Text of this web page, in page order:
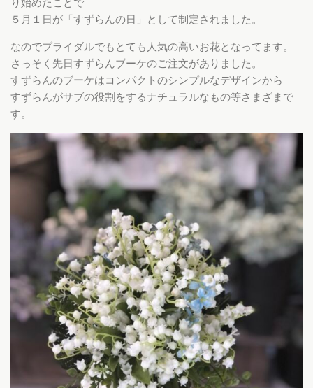
り始めたことで
５月１日が「すずらんの日」として制定されました。
なのでブライダルでもとても人気の高いお花となってます。
さっそく先日すずらんブーケのご注文がありました。
すずらんのブーケはコンパクトのシンプルなデザインから
すずらんがサブの役割をするナチュラルなもの等さまざまで
す。